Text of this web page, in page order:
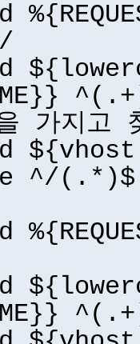
가지고
^/(.*)$